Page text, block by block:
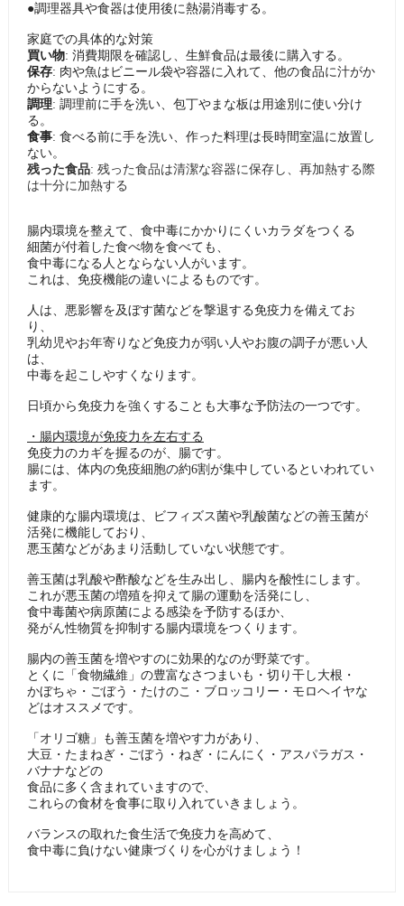
●調理器具や食器は使用後に熱湯消毒する。
家庭での具体的な対策
買い物: 消費期限を確認し、生鮮食品は最後に購入する。
保存: 肉や魚はビニール袋や容器に入れて、他の食品に汁がか
からないようにする。
調理: 調理前に手を洗い、包丁やまな板は用途別に使い分け
る。
食事: 食べる前に手を洗い、作った料理は長時間室温に放置し
ない。
残った食品: 残った食品は清潔な容器に保存し、再加熱する際
は十分に加熱する
腸内環境を整えて、食中毒にかかりにくいカラダをつくる
細菌が付着した食べ物を食べても、
食中毒になる人とならない人がいます。
これは、免疫機能の違いによるものです。
人は、悪影響を及ぼす菌などを撃退する免疫力を備えてお
り、
乳幼児やお年寄りなど免疫力が弱い人やお腹の調子が悪い人
は、
中毒を起こしやすくなります。
日頃から免疫力を強くすることも大事な予防法の一つです。
・腸内環境が免疫力を左右する
免疫力のカギを握るのが、腸です。
腸には、体内の免疫細胞の約6割が集中しているといわれてい
ます。
健康的な腸内環境は、ビフィズス菌や乳酸菌などの善玉菌が
活発に機能しており、
悪玉菌などがあまり活動していない状態です。
善玉菌は乳酸や酢酸などを生み出し、腸内を酸性にします。
これが悪玉菌の増殖を抑えて腸の運動を活発にし、
食中毒菌や病原菌による感染を予防するほか、
発がん性物質を抑制する腸内環境をつくります。
腸内の善玉菌を増やすのに効果的なのが野菜です。
とくに「食物繊維」の豊富なさつまいも・切り干し大根・
かぼちゃ・ごぼう・たけのこ・ブロッコリー・モロヘイヤな
どはオススメです。
「オリゴ糖」も善玉菌を増やす力があり、
大豆・たまねぎ・ごぼう・ねぎ・にんにく・アスパラガス・
バナナなどの
食品に多く含まれていますので、
これらの食材を食事に取り入れていきましょう。
バランスの取れた食生活で免疫力を高めて、
食中毒に負けない健康づくりを心がけましょう！